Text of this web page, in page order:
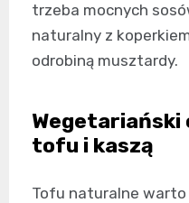
trzeba mocnych
naturalny z
odrobiną musztardy.
Wegetariański
tofu i kaszą
Tofu naturalne